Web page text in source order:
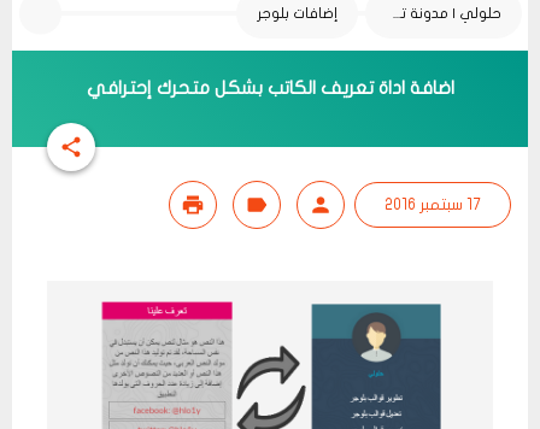
حلولي | مدونة تقنية إضافات بلوجر
اضافة اداة تعريف الكاتب بشكل متحرك إحترافي
17 سبتمبر 2016